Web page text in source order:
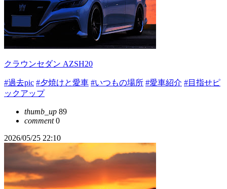
クラウンセダン AZSH20
#過去pic #夕焼けと愛車 #いつもの場所 #愛車紹介 #目指せピ
ックアップ
thumb_up 89
comment0
2026/05/25 22:10